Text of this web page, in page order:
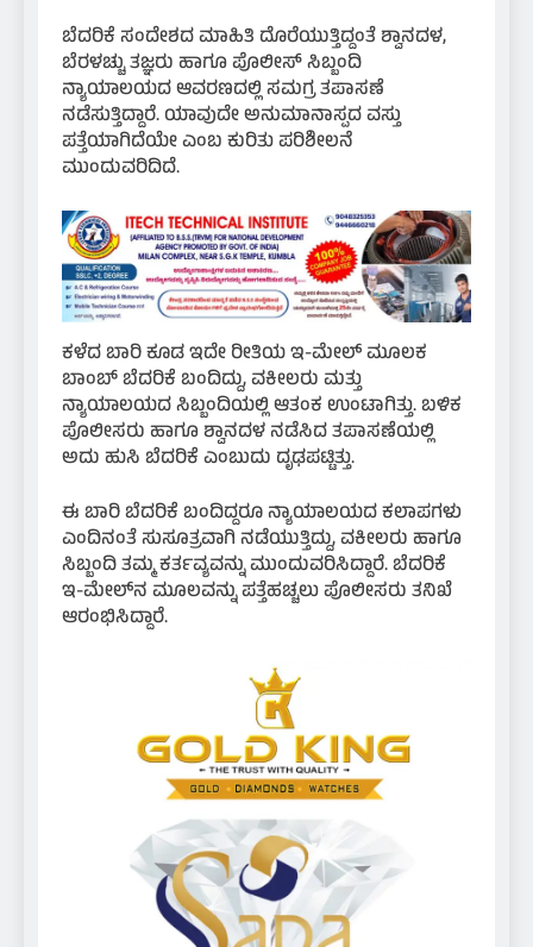
ಬೆದರಿಕೆ ಸಂದೇಶದ ಮಾಹಿತಿ ದೊರೆಯುತ್ತಿದ್ದಂತೆ ಶ್ವಾನದಳ,
ಬೆರಳಚ್ಚು ತಜ್ಞರು ಹಾಗೂ ಪೊಲೀಸ್ ಸಿಬ್ಬಂದಿ
ನ್ಯಾಯಾಲಯದ ಆವರಣದಲ್ಲಿ ಸಮಗ್ರ ತಪಾಸಣೆ
ನಡೆಸುತ್ತಿದ್ದಾರೆ. ಯಾವುದೇ ಅನುಮಾನಾಸ್ಪದ ವಸ್ತು
ಪತ್ತೆಯಾಗಿದೆಯೇ ಎಂಬ ಕುರಿತು ಪರಿಶೀಲನೆ
ಮುಂದುವರಿದಿದೆ.
ಕಳೆದ ಬಾರಿ ಕೂಡ ಇದೇ ರೀತಿಯ ಇ-ಮೇಲ್ ಮೂಲಕ
ಬಾಂಬ್ ಬೆದರಿಕೆ ಬಂದಿದ್ದು, ವಕೀಲರು ಮತ್ತು
ನ್ಯಾಯಾಲಯದ ಸಿಬ್ಬಂದಿಯಲ್ಲಿ ಆತಂಕ ಉಂಟಾಗಿತ್ತು. ಬಳಿಕ
ಪೊಲೀಸರು ಹಾಗೂ ಶ್ವಾನದಳ ನಡೆಸಿದ ತಪಾಸಣೆಯಲ್ಲಿ
ಅದು ಹುಸಿ ಬೆದರಿಕೆ ಎಂಬುದು ದೃಢಪಟ್ಟಿತ್ತು.
ಈ ಬಾರಿ ಬೆದರಿಕೆ ಬಂದಿದ್ದರೂ ನ್ಯಾಯಾಲಯದ ಕಲಾಪಗಳು
ಎಂದಿನಂತೆ ಸುಸೂತ್ರವಾಗಿ ನಡೆಯುತ್ತಿದ್ದು, ವಕೀಲರು ಹಾಗೂ
ಸಿಬ್ಬಂದಿ ತಮ್ಮ ಕರ್ತವ್ಯವನ್ನು ಮುಂದುವರಿಸಿದ್ದಾರೆ. ಬೆದರಿಕೆ
ಇ-ಮೇಲ್‌ನ ಮೂಲವನ್ನು ಪತ್ತೆಹಚ್ಚಲು ಪೊಲೀಸರು ತನಿಖೆ
ಆರಂಭಿಸಿದ್ದಾರೆ.